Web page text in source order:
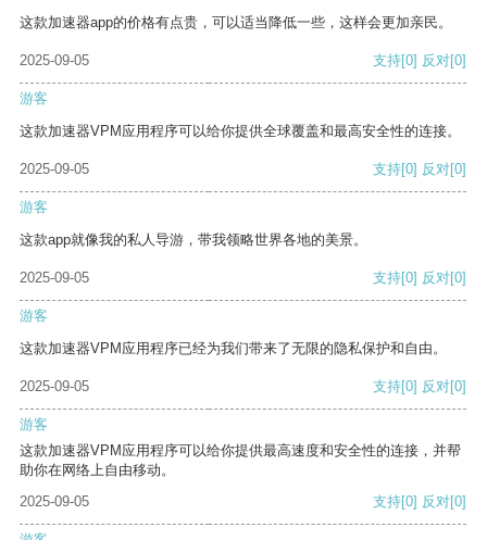
这款加速器app的价格有点贵，可以适当降低一些，这样会更加亲民。
2025-09-05 支持[0] 反对[0]
游客
这款加速器VPM应用程序可以给你提供全球覆盖和最高安全性的连接。
2025-09-05 支持[0] 反对[0]
游客
这款app就像我的私人导游，带我领略世界各地的美景。
2025-09-05 支持[0] 反对[0]
游客
这款加速器VPM应用程序已经为我们带来了无限的隐私保护和自由。
2025-09-05 支持[0] 反对[0]
游客
这款加速器VPM应用程序可以给你提供最高速度和安全性的连接，并帮
助你在网络上自由移动。
2025-09-05
支持[0] 反对[0]